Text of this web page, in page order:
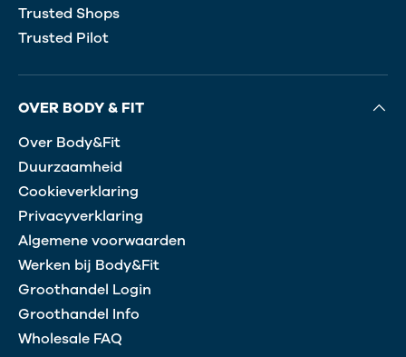
Trusted Shops
Trusted Pilot
OVER BODY & FIT
Over Body&Fit
Duurzaamheid
Cookieverklaring
Privacyverklaring
Algemene voorwaarden
Werken bij Body&Fit
Groothandel Login
Groothandel Info
Wholesale FAQ